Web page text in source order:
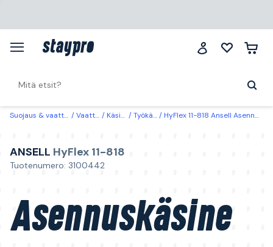
Suojaus & vaatteet Vaatteet Käsineet Työkäsineet HyFlex 11-818 Ansell Asennuskäsine nitriili, silikoniton 7
ANSELL HyFlex 11-818
Tuotenumero: 3100442
Asennuskäsine